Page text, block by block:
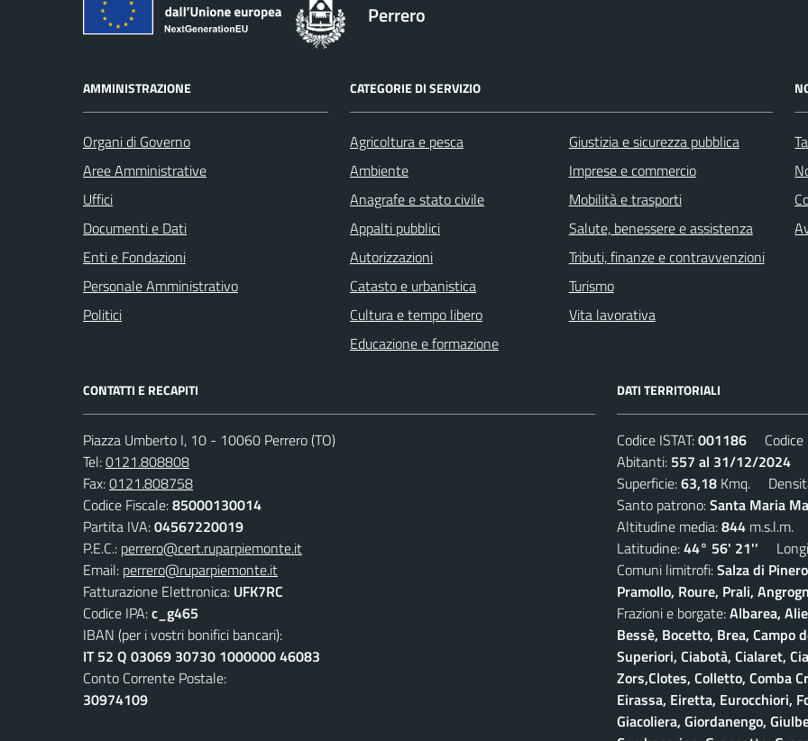
Perrero
AMMINISTRAZIONE
Organi di Governo
Aree Amministrative
Uffici
Documenti e Dati
Enti e Fondazioni
Personale Amministrativo
Politici
CATEGORIE DI SERVIZIO
Agricoltura e pesca
Ambiente
Anagrafe e stato civile
Appalti pubblici
Autorizzazioni
Catasto e urbanistica
Cultura e tempo libero
Educazione e formazione
Giustizia e sicurezza pubblica
Imprese e commercio
Mobilità e trasporti
Salute, benessere e assistenza
Tributi, finanze e contravvenzioni
Turismo
Vita lavorativa
CONTATTI E RECAPITI
Piazza Umberto I, 10 - 10060 Perrero (TO)
Tel:0121.808808
Fax:0121.808758
Codice Fiscale:85000130014
Partita IVA:04567220019
P.E.C.: perrero@cert.ruparpiemonte.it
Email: perrero@ruparpiemonte.it
Fatturazione Elettronica: UFK7RC
Codice IPA:c_g465
IBAN (per i vostri bonifici bancari):
IT 52 Q 03069 30730 1000000 46083
Conto Corrente Postale:
30974109
DATI TERRITORIALI
Codice ISTAT:001186 Codice
Abitanti: 557 al 31/12/2024
Superficie:63,18 Kmq.
Santo patrono:Santa Maria
Altitudine media:844 m.s.l.m.
Latitudine:44° 56' 21''
Comuni limitrofi:Salza di
Pramollo, Roure, Prali,
Frazioni e borgate:Albarea,
Bessè, Bocetto, Brea, Campo
Superiori, Ciabotà, Cialaret,
Zors,Clotes, Colletto, Comba
Eirassa, Eiretta, Eurocchiori,
Giacoliera, Giordanengo,